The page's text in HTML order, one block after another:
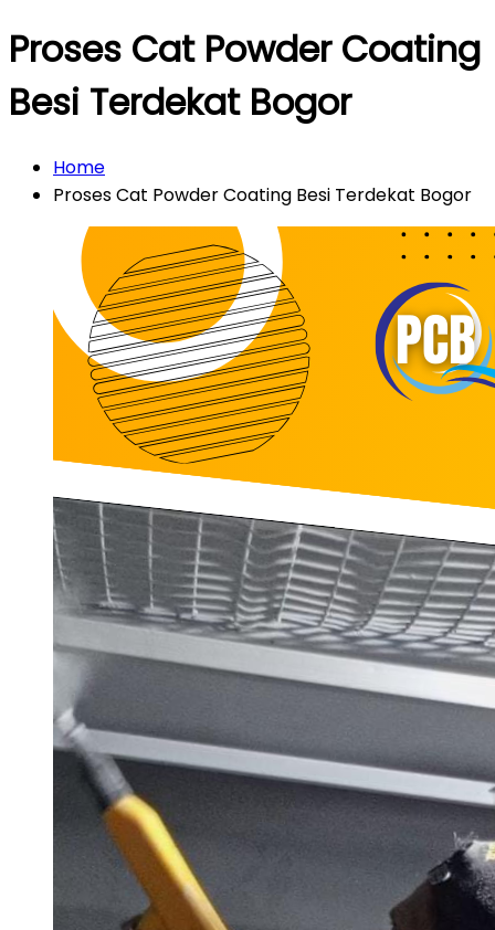
Proses Cat Powder Coating
Besi Terdekat Bogor
Home
Proses Cat Powder Coating Besi Terdekat Bogor